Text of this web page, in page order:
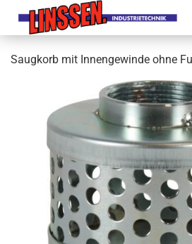
Saugkorb mit Innengewinde ohne